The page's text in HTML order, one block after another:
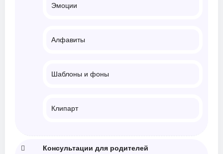
Эмоции
Алфавиты
Шаблоны и фоны
Клипарт
Консультации для родителей